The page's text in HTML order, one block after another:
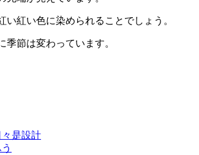
い紅い色に染められることでしょう。
季節は変わっています。
是設計